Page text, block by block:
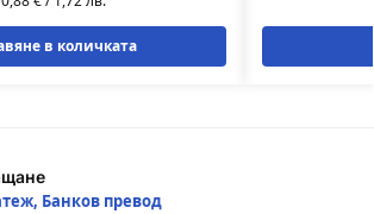
в количката
Банков превод